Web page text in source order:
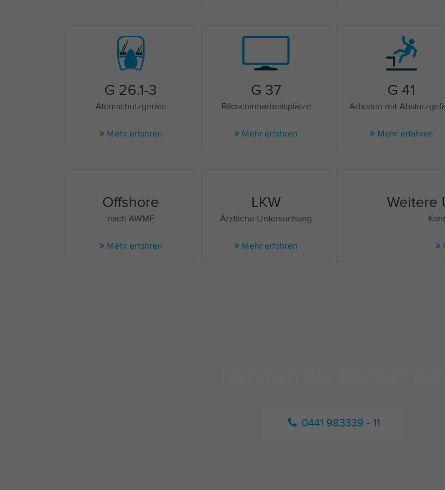
G 26.1-3
Atemschutzgeräte
Mehr erfahren
G 37
Bildschirmarbeitsplätze
Mehr erfahren
G 41
Arbeiten mit
Mehr erfahren
Offshore
nach AWMF
Mehr erfahren
LKW
Ärztliche Untersuchung
Mehr erfahren
Weitere
0441 983339 - 11